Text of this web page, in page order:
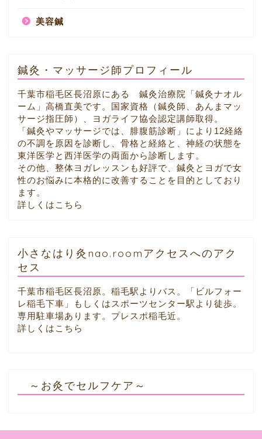
美容鍼
鍼灸・マッサージ師プロフィール
千葉市稲毛区長沼原にある 鍼灸治療院「鍼灸ナオル
ーム」高橋直美です。国家資格（鍼灸師、あんまマッ
サージ指圧師）、ヨガライフ協会認定講師取得。
「鍼灸やマッサージでは、腓腹筋診断」により12経絡
の不調を原因を診断し、骨格と経絡と、神経の状態を
東洋医学と西洋医学の両面から診断します。
その他、整体ヨガレッスンも好評で、鍼灸とヨガで女
性のお悩みに本格的に改善することを目的としており
ます。
詳しくはこちら
小さなはり灸nao.roomアクセスへのアク
セス
千葉市稲毛区長沼原。稲毛駅よりバス。「ビルフォー
レ稲毛下車」もしくはスポーツセンター駅より徒歩。
専用駐車場あります。プレスポ稲毛近。
詳しくはこちら
～お灸でセルフケア～